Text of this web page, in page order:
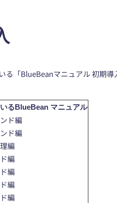
「BlueBeanマニュアル 初期導
るBlueBean マニュアル
ド編
ド編
編
編
編
編
編